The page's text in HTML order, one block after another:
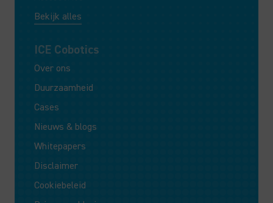
Bekijk alles
ICE Cobotics
Over ons
Duurzaamheid
Cases
Nieuws & blogs
Whitepapers
Disclaimer
Cookiebeleid